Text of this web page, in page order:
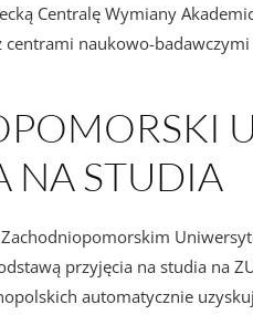
Centralę Wymiany
centrami naukowo-
NA STUDIA
przyjęcia na studia na
automatycznie